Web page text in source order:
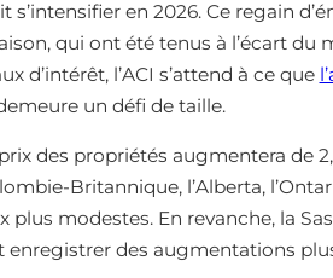
s’intensifier en 2026. Ce regain
qui ont été tenus à l’écart du
d’intérêt, l’ACI s’attend à ce que
un défi de taille.
des propriétés augmentera de
Britannique, l’Alberta,
modestes. En revanche, la
enregistrer des augmentations